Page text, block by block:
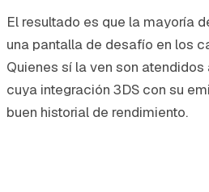
El resultado es que la mayoría
una pantalla de desafío en los
Quienes sí la ven son atendidos
cuya integración 3DS con su
buen historial de rendimiento.